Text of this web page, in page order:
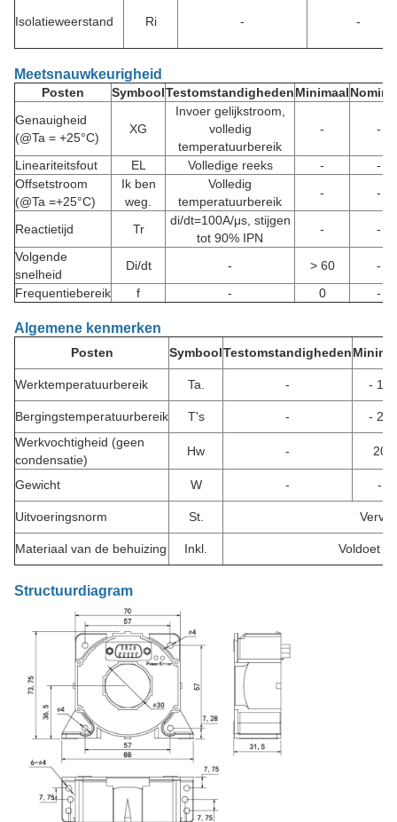
Isolatieweerstand Ri - -
Meetsnauwkeurigheid
Posten SymboolTestomstandighedenMinimaal
Genauigheid
(@Ta = +25°C)
XG
Invoer gelijkstroom,
volledig
temperatuurbereik
- -
Lineariteitsfout EL Volledige reeks -
-
Offsetstroom
(@Ta =+25°C)
Ik ben
weg.
Volledig
temperatuurbereik
- -
Reactietijd Tr
di/dt=100A/μs, stijgen
tot 90% IPN
-
-
Volgende
snelheid
Di/dt - > 60
-
Frequentiebereik
f - 0 -
Algemene kenmerken
Posten SymboolTestomstandigheden
Werktemperatuurbereik Ta. - - 10
Bergingstemperatuurbereik T's -
- 25
Werkvochtigheid (geen
condensatie)
Hw - 20
Gewicht W - -
Uitvoeringsnorm St.
Materiaal van de behuizing Inkl. Voldoet
Structuurdiagram